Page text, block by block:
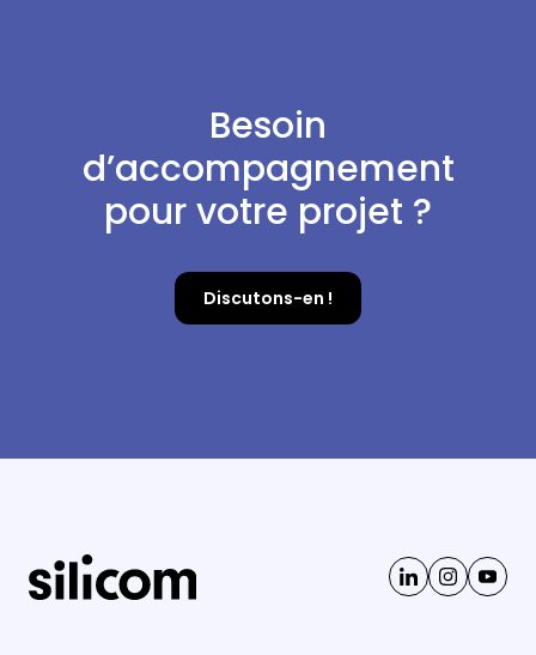
Besoin
d’accompagnement
pour votre projet ?
Discutons-en !